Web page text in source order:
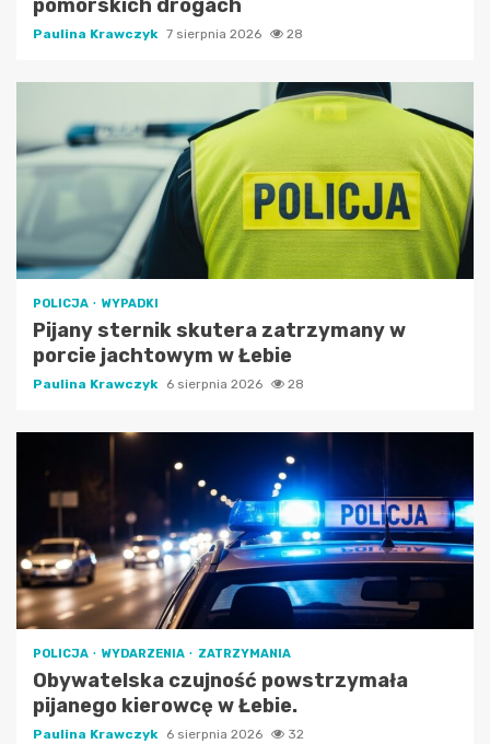
pomorskich drogach
Paulina Krawczyk 7 sierpnia 2026 28
POLICJA WYPADKI
Pijany sternik skutera zatrzymany w
porcie jachtowym w Łebie
Paulina Krawczyk 6 sierpnia 2026 28
POLICJA WYDARZENIA ZATRZYMANIA
Obywatelska czujność powstrzymała
pijanego kierowcę w Łebie.
Paulina Krawczyk 6 sierpnia 2026 32